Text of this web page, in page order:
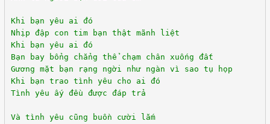
Khi bạn yêu ai đó
Nhịp đập con tim bạn thật mãnh liệt
Khi bạn yêu ai đó
Bạn bay bổng chẳng thể chạm chân xuống đất
Gương mặt bạn rạng ngời như ngàn vì sao tụ họp
Khi bạn trao tình yêu cho ai đó
Tình yêu ấy đều được đáp trả
Và tình yêu cũng buồn cười lắm